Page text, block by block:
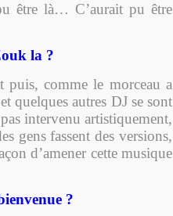
être là… C’aurait pu être
la ?
puis, comme le morceau a
quelques autres DJ se sont
intervenu artistiquement,
gens fassent des versions,
d’amener cette musique
?